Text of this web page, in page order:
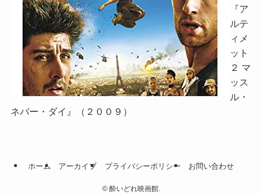
『ア
ルテ
ィメ
ット
２ マ
ッス
ル・
ネバー・ダイ』（２００９）
ホーム アーカイブ プライバシーポリシー お問い合わせ
©酔いどれ映画館.